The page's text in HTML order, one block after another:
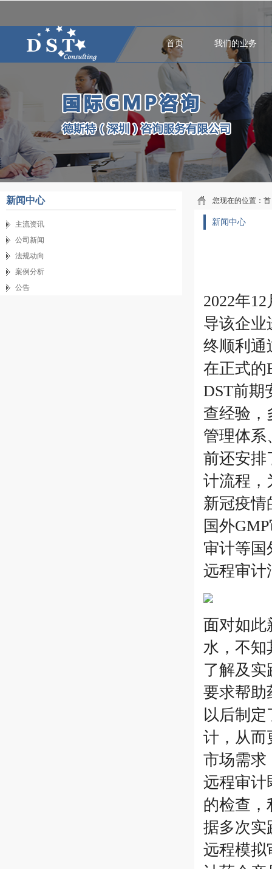
首页 我们的业务
新闻中心
主流资讯
公司新闻
法规动向
案例分析
公告
您现在的位置： 首
新闻中心
2022年
导该企业
终顺利通
在正式的
DST前期
查经验，
管理体系
前还安排
计流程，
新冠疫情
国外
审计等国
远程审计
面对如此
水，不知
了解及
要求帮助
以后制
计，从而
市场需求
远程审计
的检查，
据多次实
远程模拟